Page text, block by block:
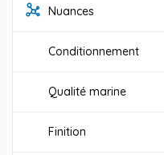
Nuances
Conditionnement
Qualité marine
Finition